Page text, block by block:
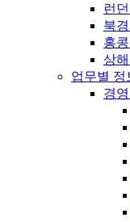
런
북
홍
상
업무별 정
경